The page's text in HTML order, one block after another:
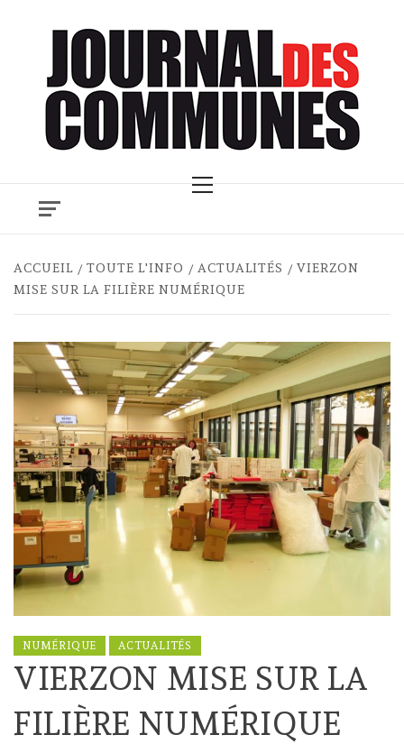
Menu
ACCUEIL TOUTE L'INFO ACTUALITÉS
VIERZON
MISE SUR LA FILIÈRE NUMÉRIQUE
NUMÉRIQUE ACTUALITÉS
VIERZON MISE SUR LA
FILIÈRE NUMÉRIQUE